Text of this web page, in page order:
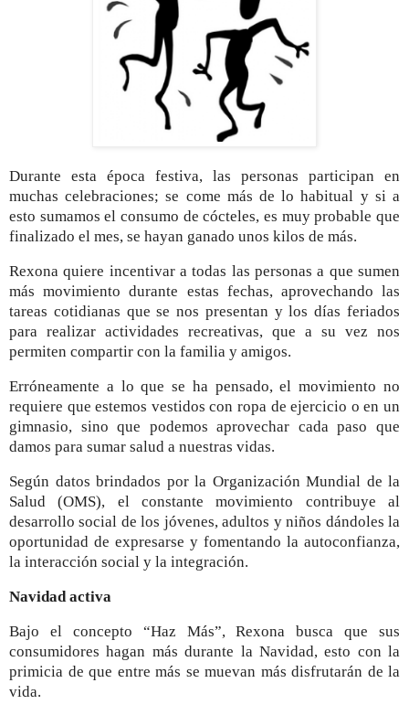
Durante esta época festiva, las personas participan en
muchas celebraciones; se come más de lo habitual y si a
esto sumamos el consumo de cócteles, es muy probable que
finalizado el mes, se hayan ganado unos kilos de más.
Rexona quiere incentivar a todas las personas a que sumen
más movimiento durante estas fechas, aprovechando las
tareas cotidianas que se nos presentan y los días feriados
para realizar actividades recreativas, que a su vez nos
permiten compartir con la familia y amigos.
Erróneamente a lo que se ha pensado, el movimiento no
requiere que estemos vestidos con ropa de ejercicio o en un
gimnasio, sino que podemos aprovechar cada paso que
damos para sumar salud a nuestras vidas.
Según datos brindados por la Organización Mundial de la
Salud (OMS), el constante movimiento contribuye al
desarrollo social de los jóvenes, adultos y niños dándoles la
oportunidad de expresarse y fomentando la autoconfianza,
la interacción social y la integración.
Navidad activa
Bajo el concepto “Haz Más”, Rexona busca que sus
consumidores hagan más durante la Navidad, esto con la
primicia de que entre más se muevan más disfrutarán de la
vida.